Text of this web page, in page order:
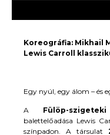
Koreográfia: Mikhail
Lewis Carroll
Egy nyúl, egy álom – és
A Fülöp-
balettelőadása Lewis
színpadon. A társulat